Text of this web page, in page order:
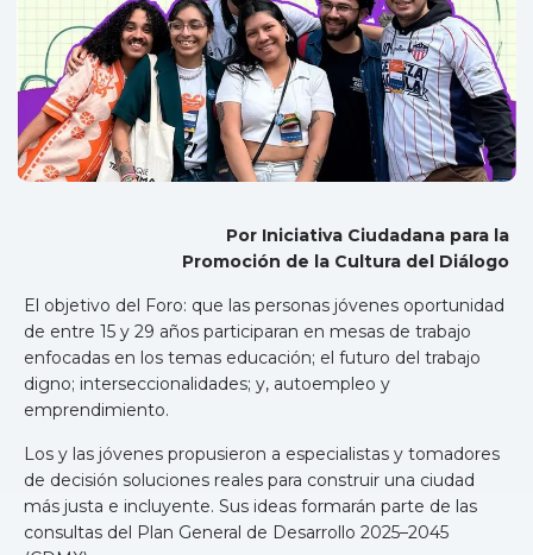
Por Iniciativa Ciudadana para la
Promoción de la Cultura del Diálogo
El objetivo del Foro: que las personas jóvenes oportunidad
de entre 15 y 29 años participaran en mesas de trabajo
enfocadas en los temas educación; el futuro del trabajo
digno; interseccionalidades; y, autoempleo y
emprendimiento.
Los y las jóvenes propusieron a especialistas y tomadores
de decisión soluciones reales para construir una ciudad
más justa e incluyente. Sus ideas formarán parte de las
consultas del Plan General de Desarrollo 2025–2045